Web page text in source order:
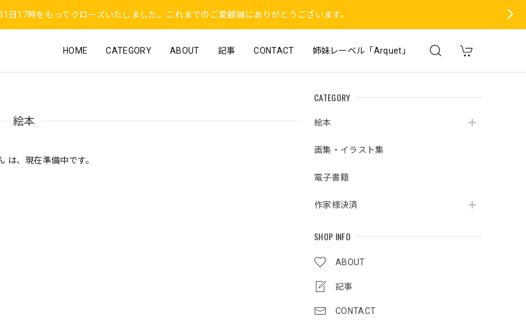
日17時をもってクローズいたしました。これまでのご愛顧誠にありがとうございます。
HOME CATEGORY ABOUT 記事 CONTACT 姉妹レーベル「Arquet」
CATEGORY
絵本
画集・イラスト集
電子書籍
作家様決済
SHOP INFO
ABOUT
記事
CONTACT
絵本
は、現在準備中です。